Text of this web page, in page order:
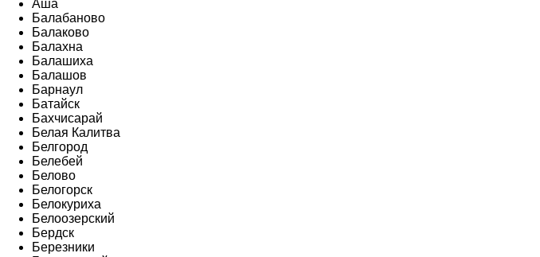
Аша
Балабаново
Балаково
Балахна
Балашиха
Балашов
Барнаул
Батайск
Бахчисарай
Белая Калитва
Белгород
Белебей
Белово
Белогорск
Белокуриха
Белоозерский
Бердск
Березники